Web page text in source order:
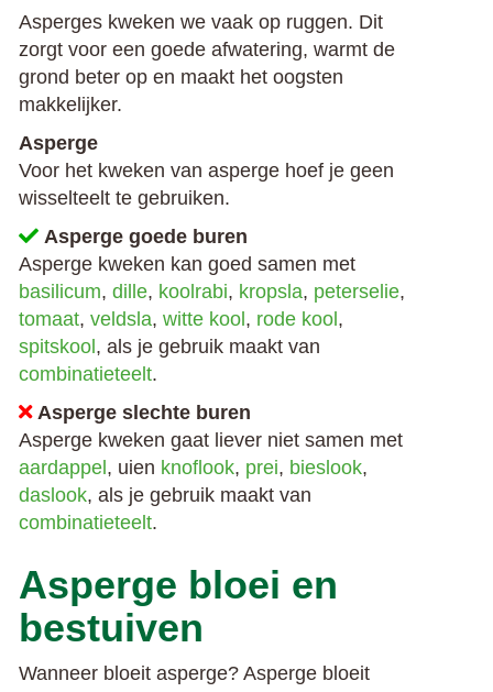
Asperges kweken we vaak op ruggen. Dit
zorgt voor een goede afwatering, warmt de
grond beter op en maakt het oogsten
makkelijker.
Asperge
Voor het kweken van asperge hoef je geen
wisselteelt te gebruiken.
Asperge goede buren
Asperge kweken kan goed samen met
basilicum, dille, koolrabi, kropsla, peterselie,
tomaat, veldsla, witte kool, rode kool,
spitskool, als je gebruik maakt van
combinatieteelt.
Asperge slechte buren
Asperge kweken gaat liever niet samen met
aardappel, uien knoflook, prei, bieslook,
daslook, als je gebruik maakt van
combinatieteelt.
Asperge bloei en
bestuiven
Wanneer bloeit asperge? Asperge bloeit